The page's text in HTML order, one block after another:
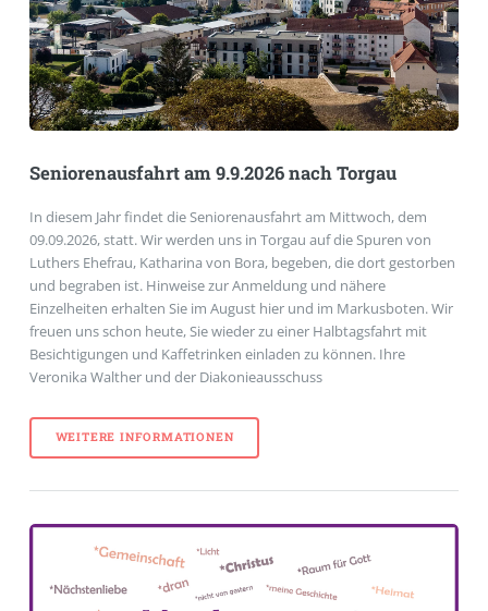
Seniorenausfahrt am 9.9.2026 nach Torgau
In diesem Jahr findet die Seniorenausfahrt am Mittwoch, dem
09.09.2026, statt. Wir werden uns in Torgau auf die Spuren von
Luthers Ehefrau, Katharina von Bora, begeben, die dort gestorben
und begraben ist. Hinweise zur Anmeldung und nähere
Einzelheiten erhalten Sie im August hier und im Markusboten. Wir
freuen uns schon heute, Sie wieder zu einer Halbtagsfahrt mit
Besichtigungen und Kaffetrinken einladen zu können. Ihre
Veronika Walther und der Diakonieausschuss
WEITERE INFORMATIONEN